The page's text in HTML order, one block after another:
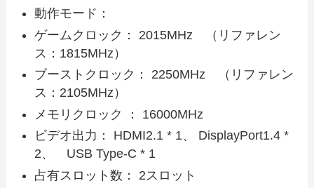
動作モード：
ゲームクロック： 2015MHz （リファレン
ス：1815MHz）
ブーストクロック： 2250MHz （リファレン
ス：2105MHz）
メモリクロック ： 16000MHz
ビデオ出力： HDMI2.1 * 1、 DisplayPort1.4 *
2、 USB Type-C * 1
占有スロット数： 2スロット